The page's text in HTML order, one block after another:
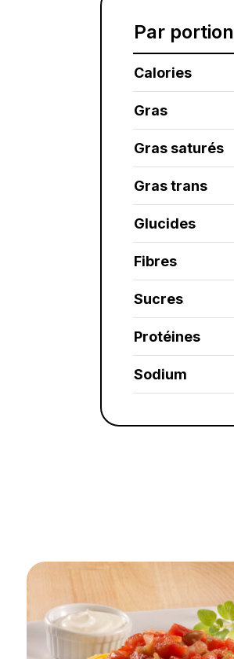
Par portion
Calories
Gras
Gras saturés
Gras trans
Glucides
Fibres
Sucres
Protéines
Sodium